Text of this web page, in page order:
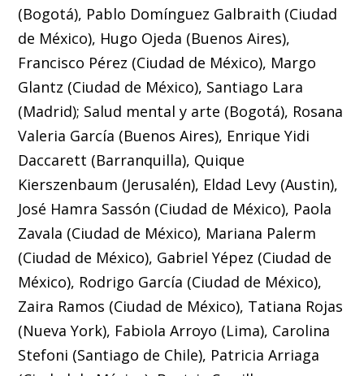
(Bogotá), Pablo Domínguez Galbraith (Ciudad
de México), Hugo Ojeda (Buenos Aires),
Francisco Pérez (Ciudad de México), Margo
Glantz (Ciudad de México), Santiago Lara
(Madrid); Salud mental y arte (Bogotá), Rosana
Valeria García (Buenos Aires), Enrique Yidi
Daccarett (Barranquilla), Quique
Kierszenbaum (Jerusalén), Eldad Levy (Austin),
José Hamra Sassón (Ciudad de México), Paola
Zavala (Ciudad de México), Mariana Palerm
(Ciudad de México), Gabriel Yépez (Ciudad de
México), Rodrigo García (Ciudad de México),
Zaira Ramos (Ciudad de México), Tatiana Rojas
(Nueva York), Fabiola Arroyo (Lima), Carolina
Stefoni (Santiago de Chile), Patricia Arriaga